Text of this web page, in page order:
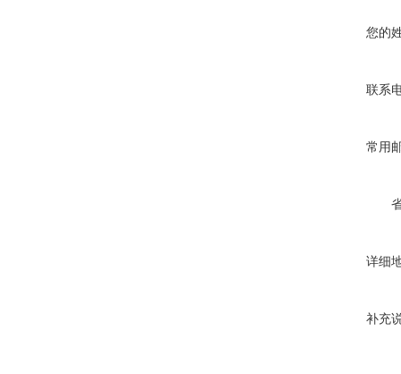
您的
联系
常用
详细
补充